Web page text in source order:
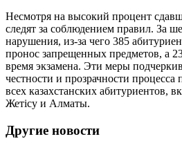
Несмотря на высокий процент
следят за соблюдением правил. За
нарушения, из-за чего 385
пронос запрещенных предметов, а
время экзамена. Эти меры
честности и прозрачности процесса
всех казахстанских абитуриентов,
Жетісу и Алматы.
Другие новости